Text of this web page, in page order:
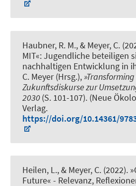
Haubner, R. M., & Meyer, C.
MIT«: Jugendliche beteiligen
nachhaltigen Entwicklung in
C. Meyer (Hrsg.),
Zukunftsdiskurse zur
2030(S. 101-107). (Neue
Verlag.
https://doi.org/10.14361/
Heilen, L., & Meyer, C. (2022).
Future« - Relevanz,